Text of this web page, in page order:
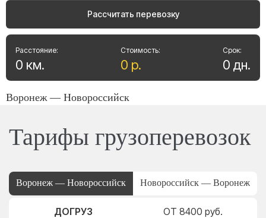
Рассчитать перевозку
Стоимость:
0 р.
Расстояние:
0 км.
Срок:
0 дн.
Воронеж — Новороссийск
Тарифы грузоперевозок
Воронеж — Новороссийск Новороссийск — Воронеж
ДОГРУЗ ОТ 8400 руб.